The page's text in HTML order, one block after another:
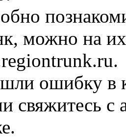
можно на
ошибку в
свяжитесь